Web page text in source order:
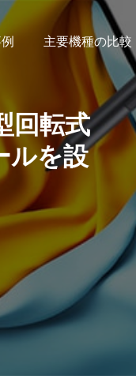
主要機種の比較
回転式
ルを設